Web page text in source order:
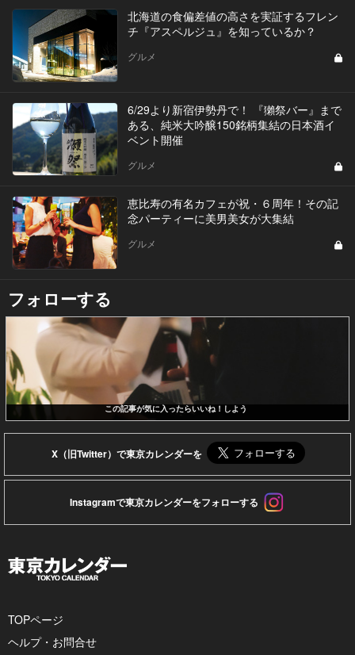
北海道の食偏差値の高さを実証するフレン
チ『アスペルジュ』を知っているか？
グルメ
6/29より新宿伊勢丹で！ 『獺祭バー』まで
ある、純米大吟醸150銘柄集結の日本酒イ
ベント開催
グルメ
恵比寿の有名カフェが祝・６周年！その記
念パーティーに美男美女が大集結
グルメ
フォローする
この記事が気に入ったらいいね！しよう
X（旧Twitter）で東京カレンダーを
Instagramで東京カレンダーをフォローする
TOPページ
ヘルプ・お問合せ